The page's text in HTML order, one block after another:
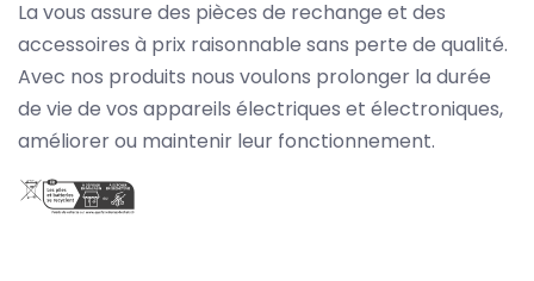
La vous assure des pièces de rechange et des
accessoires à prix raisonnable sans perte de qualité.
Avec nos produits nous voulons prolonger la durée
de vie de vos appareils électriques et électroniques,
améliorer ou maintenir leur fonctionnement.